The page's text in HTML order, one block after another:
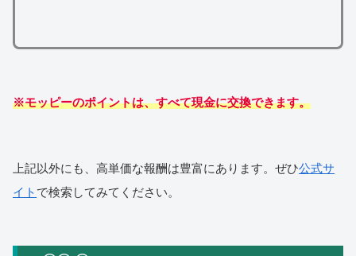
※モッピーのポイントは、すべて現金に交換できます。
上記以外にも、高単価な報酬は豊富にあります。ぜひ公式サ
イト で検索してみてください。